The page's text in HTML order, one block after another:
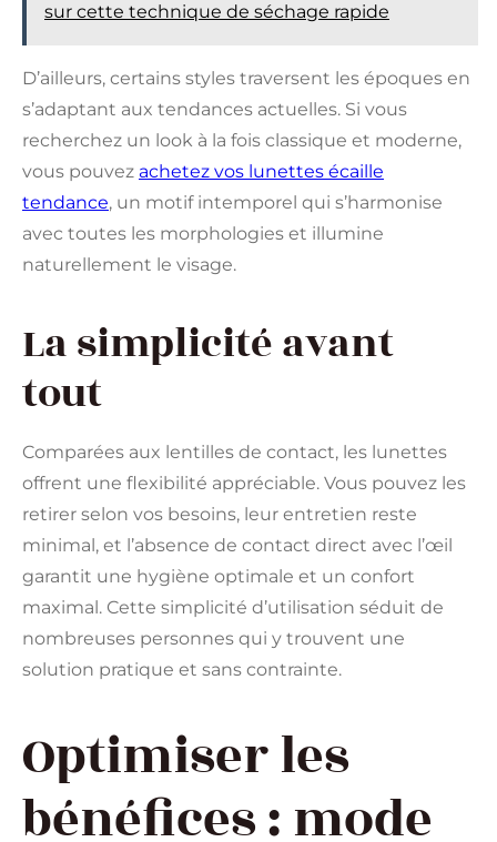
sur cette technique de séchage rapide
D’ailleurs, certains styles traversent les époques en
s’adaptant aux tendances actuelles. Si vous
recherchez un look à la fois classique et moderne,
vous pouvez achetez vos lunettes écaille
tendance, un motif intemporel qui s’harmonise
avec toutes les morphologies et illumine
naturellement le visage.
La simplicité avant
tout
Comparées aux lentilles de contact, les lunettes
offrent une flexibilité appréciable. Vous pouvez les
retirer selon vos besoins, leur entretien reste
minimal, et l’absence de contact direct avec l’œil
garantit une hygiène optimale et un confort
maximal. Cette simplicité d’utilisation séduit de
nombreuses personnes qui y trouvent une
solution pratique et sans contrainte.
Optimiser les
bénéfices : mode